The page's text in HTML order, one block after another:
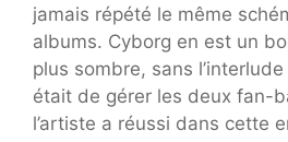
jamais répété le même
albums. Cyborg en est un
plus sombre, sans
était de gérer les deux fan-
l’artiste a réussi dans cette